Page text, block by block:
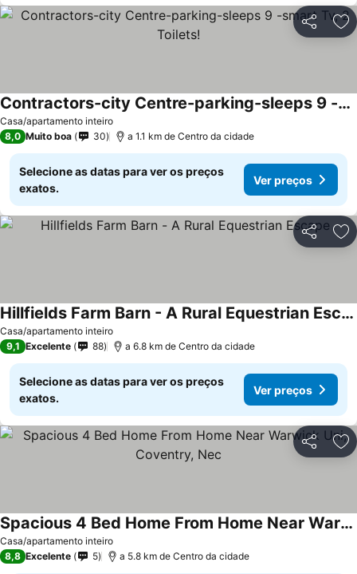
Partilhar
Casa/apartamento inteiro
Contractors-city Centre-parking-sleeps 9 -smart Tv, 2 Toilets!
8,0 Muito boa 30 a 1.1 km de Centro da cidade
Selecione as datas para ver os preços
exatos.
Ver preços
Partilhar
Casa/apartamento inteiro
Hillfields Farm Barn - A Rural Equestrian Escape
9,1 Excelente 88 a 6.8 km de Centro da cidade
Selecione as datas para ver os preços
exatos.
Ver preços
Partilhar
Casa/apartamento inteiro
Spacious 4 Bed Home From Home Near Warwick Uni, Coventry, Nec
8,8 Excelente 5 a 5.8 km de Centro da cidade